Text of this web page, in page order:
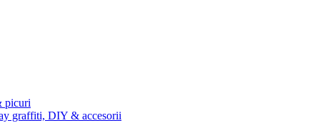
picuri
graffiti, DIY & accesorii